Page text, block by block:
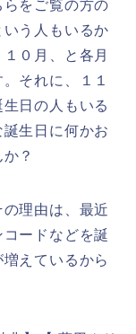
をご覧の方の
う人もいるか
０月、と各月
それに、１１
日の人もいる
生日に何かお
？
理由は、最近
ードなどを誕
えているから